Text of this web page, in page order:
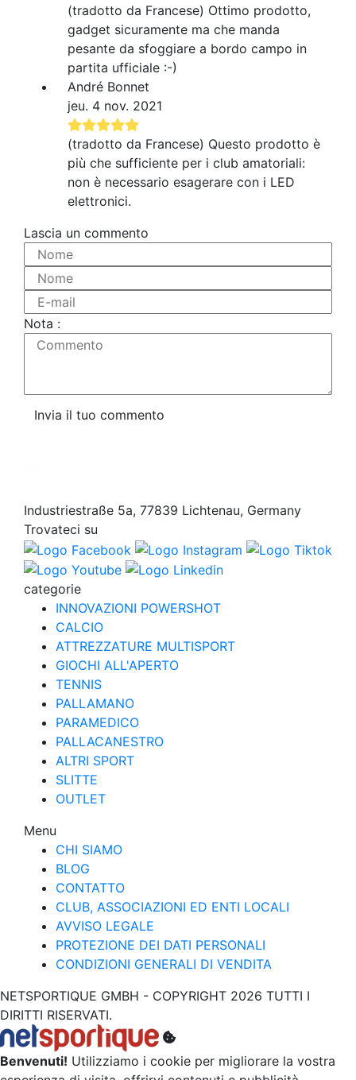
(tradotto da Francese) Ottimo prodotto,
gadget sicuramente ma che manda
pesante da sfoggiare a bordo campo in
partita ufficiale :-)
André Bonnet
jeu. 4 nov. 2021
(tradotto da Francese) Questo prodotto è
più che sufficiente per i club amatoriali:
non è necessario esagerare con i LED
elettronici.
Lascia un commento
Nome
Nome
E-mail
Nota :
Commento
Invia il tuo commento
Industriestraße 5a, 77839 Lichtenau, Germany
Trovateci su
categorie
INNOVAZIONI POWERSHOT
CALCIO
ATTREZZATURE MULTISPORT
GIOCHI ALL'APERTO
TENNIS
PALLAMANO
PARAMEDICO
PALLACANESTRO
ALTRI SPORT
SLITTE
OUTLET
Menu
CHI SIAMO
BLOG
CONTATTO
CLUB, ASSOCIAZIONI ED ENTI LOCALI
AVVISO LEGALE
PROTEZIONE DEI DATI PERSONALI
CONDIZIONI GENERALI DI VENDITA
NETSPORTIQUE GMBH - COPYRIGHT 2026 TUTTI I
DIRITTI RISERVATI.
Benvenuti! Utilizziamo i cookie per migliorare la vostra